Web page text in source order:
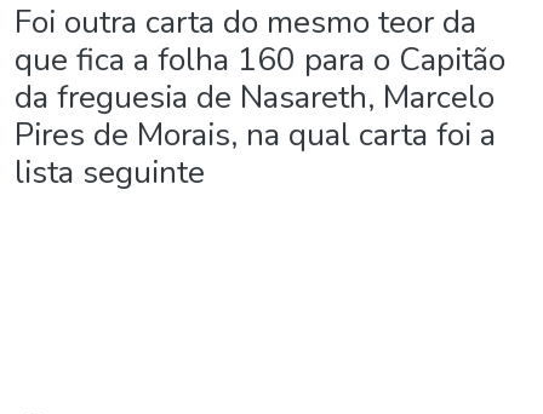
Estatísticas
Foi outra carta do mesmo teor da
que fica a folha 160 para o Capitão
da freguesia de Nasareth, Marcelo
Pires de Morais, na qual carta foi a
lista seguinte